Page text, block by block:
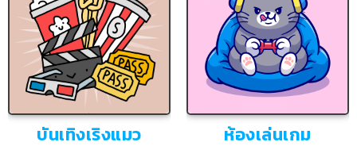
บันเทิงเริงแมว ห้องเล่นเกม